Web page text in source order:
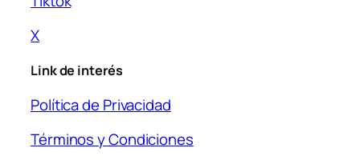
X
Link de interés
Política de Privacidad
Términos y Condiciones